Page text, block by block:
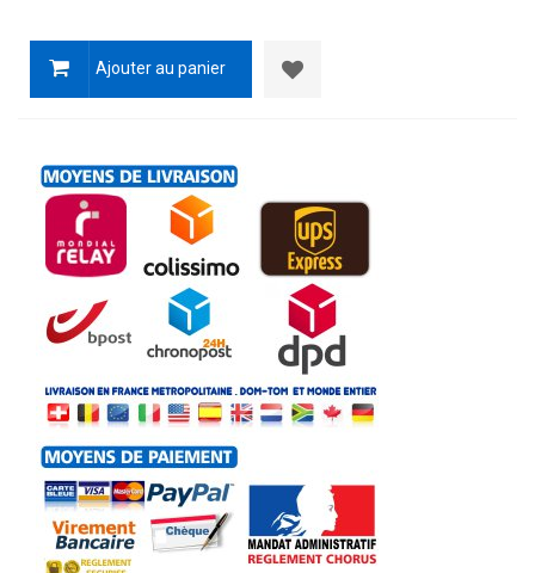
Ajouter au panier